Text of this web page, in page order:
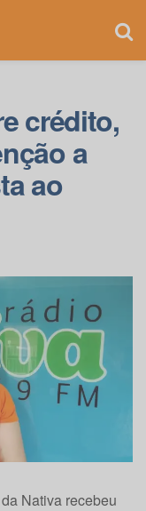
crédito,
a
ao
Nativa recebeu